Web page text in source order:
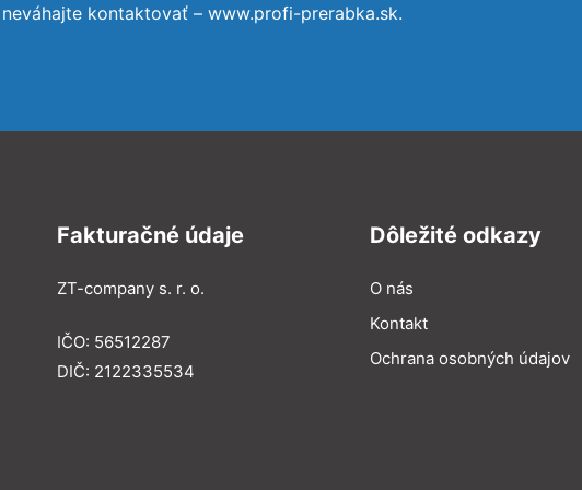
kontaktovať – www.profi-prerabka.sk.
Fakturačné údaje
ZT-company s. r. o.
IČO: 56512287
DIČ: 2122335534
Dôležité odkazy
O nás
Kontakt
Ochrana osobných údajov